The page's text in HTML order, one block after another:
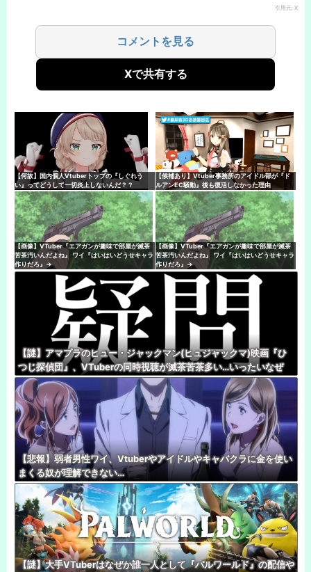
引用元: X
コメントを見る
Xで共有する
【何故】国内個人Vtuberトップの『しぐれう
い』ってどうして一切炎上しないんだ？？
【候補あり】Vtuber事務所のアイドル部が『ド
ルアンEC騒動』後も復活しなかった理由
【画像】VTuber『エアガンが趣味で部屋が滅茶
苦茶汚いんだよね』 ワイ『はいはいどうせキャラ
作りだろ』→
【画像】VTuber『エアガンが趣味で部屋が滅茶
苦茶汚いんだよね』 ワイ『はいはいどうせキャラ
作りだろ』→
【謎】アマプラのヒュー・ジャックマン(ヒュジャックマ)映画『ひ
つじ探偵団』、VTuberの同時視聴が滅茶苦茶多い…いったいなぜ
【悲報】弱者男性ワイ、Vtuberやアイドルやキャバクラに金を使い
まくる奴が理解できない…
【謎】大手VTuberはなぜか誰一人として『パルワールド』の配信や